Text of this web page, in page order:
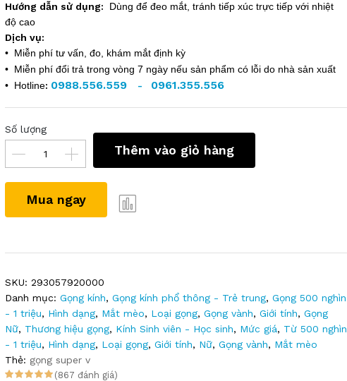
Hướng dẫn sử dụng: Dùng để đeo mắt, tránh tiếp xúc trực tiếp với nhiệt
độ cao
Dịch vụ:
• Miễn phí tư vấn, đo, khám mắt định kỳ
• Miễn phí đổi trả trong vòng 7 ngày nếu sản phẩm có lỗi do nhà sản xuất
• Hotline: 0988.556.559 - 0961.355.556
Số lượng
Thêm vào giỏ hàng
Mua ngay
SKU: 293057920000
Danh mục: Gọng kính, Gọng kính phổ thông - Trẻ trung, Gọng 500 nghìn
- 1 triệu, Hình dạng, Mắt mèo, Loại gọng, Gọng vành, Giới tính, Gọng
Nữ, Thương hiệu gọng, Kính Sinh viên - Học sinh, Mức giá, Từ 500 nghìn
- 1 triệu, Hình dạng, Loại gọng, Giới tính, Nữ, Gọng vành, Mắt mèo
Thẻ: gọng super v
(867 đánh giá)